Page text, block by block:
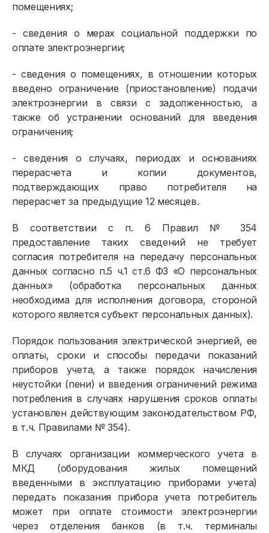
помещениях;
- сведения о мерах социальной поддержки по
оплате электроэнергии;
- сведения о помещениях, в отношении которых
введено ограничение (приостановление) подачи
электроэнергии в связи с задолженностью, а
также об устранении оснований для введения
ограничения;
- сведения о случаях, периодах и основаниях
перерасчета и копии документов,
подтверждающих право потребителя на
перерасчет за предыдущие 12 месяцев.
В соответствии с п. 6 Правил № 354
предоставление таких сведений не требует
согласия потребителя на передачу персональных
данных согласно п.5 ч.1 ст.6 ФЗ «О персональных
данных» (обработка персональных данных
необходима для исполнения договора, стороной
которого является субъект персональных данных).
Порядок пользования электрической энергией, ее
оплаты, сроки и способы передачи показаний
приборов учета, а также порядок начисления
неустойки (пени) и введения ограничений режима
потребления в случаях нарушения сроков оплаты
установлен действующим законодательством РФ,
в т.ч. Правилами № 354).
В случаях организации коммерческого учета в
МКД (оборудования жилых помещений
введенными в эксплуатацию приборами учета)
передать показания прибора учета потребитель
может при оплате стоимости электроэнергии
через отделения банков (в т.ч. терминалы
Физическим лицам
Договор энергоснабжения